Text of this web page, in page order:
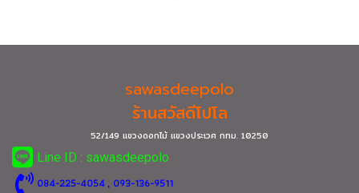
sawasdeepolo
ร้านสวัสดีโปโล
52/149 แขวงดอกไม้ แขวงประเวศ กทม. 10250
Line ID : sawasdeepolo
084-225-4054, 093-136-9511